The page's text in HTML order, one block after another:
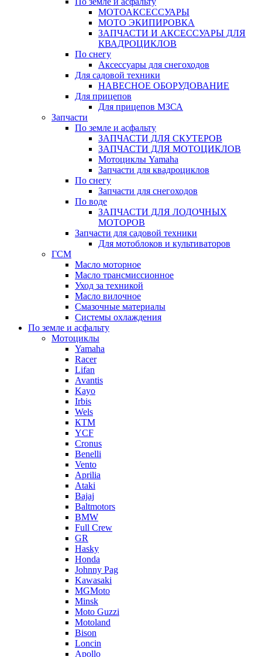
МОТОАКСЕССУАРЫ
МОТО ЭКИПИРОВКА
ЗАПЧАСТИ И АКСЕССУАРЫ ДЛЯ
КВАДРОЦИКЛОВ
По снегу
Аксессуары для снегоходов
Для садовой техники
НАВЕСНОЕ ОБОРУДОВАНИЕ
Для прицепов
Для прицепов МЗСА
Запчасти
По земле и асфальту
ЗАПЧАСТИ ДЛЯ СКУТЕРОВ
ЗАПЧАСТИ ДЛЯ МОТОЦИКЛОВ
Мотоциклы Yamaha
Запчасти для квадроциклов
По снегу
Запчасти для снегоходов
По воде
ЗАПЧАСТИ ДЛЯ ЛОДОЧНЫХ
МОТОРОВ
Запчасти для садовой техники
Для мотоблоков и культиваторов
ГСМ
Масло моторное
Масло трансмиссионное
Уход за техникой
Масло вилочное
Смазочные материалы
Системы охлаждения
По земле и асфальту
Мотоциклы
Yamaha
Racer
Lifan
Avantis
Kayo
Irbis
Wels
КТМ
YCF
Cronus
Benelli
Vento
Aprilia
Ataki
Bajaj
Baltmotors
BMW
Full Crew
GR
Hasky
Honda
Johnny Pag
Kawasaki
MGMoto
Minsk
Moto Guzzi
Motoland
Bison
Loncin
Apollo